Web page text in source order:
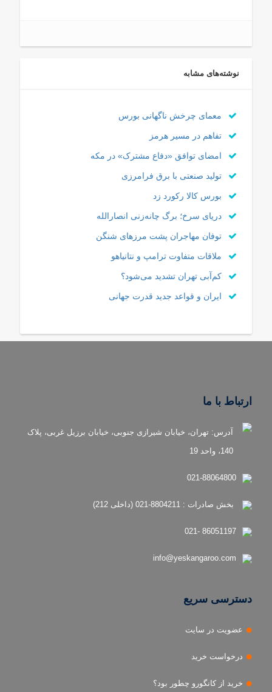
نوشته‌های مشابه
معمای چرخش ناگهانی بورس
تفاهم در مسیر هرمز
امضای توافق «دفاع مشترک» در مکه
تولید صنعتی با برق فرامرزی
بورس کالا رکورد زد
دریای سرخ؛ برگ چانه‌زنی انصارالله
توفان مهاجران پشت مرزهای شنگن
ملاقات متفاوت ترامپ و نتانیاهو
کم‌آبی تهران تشدید می‌شود؟
ایران و قواعد جدید قدرت جهانی
ارتباط با ما
آدرس: تهران، خیابان شیرازی جنوبی، خیابان برزیل غربی، پلاک
140، واحد 19
021-88064800
بخش صادرات : 8804211-021 (داخلی 212)
86051197 -021
info@yeskangaroo.com
دسترسی سریع
عضویت در سایت
درخواست خرید
خرید از کانگورو چطور بود؟